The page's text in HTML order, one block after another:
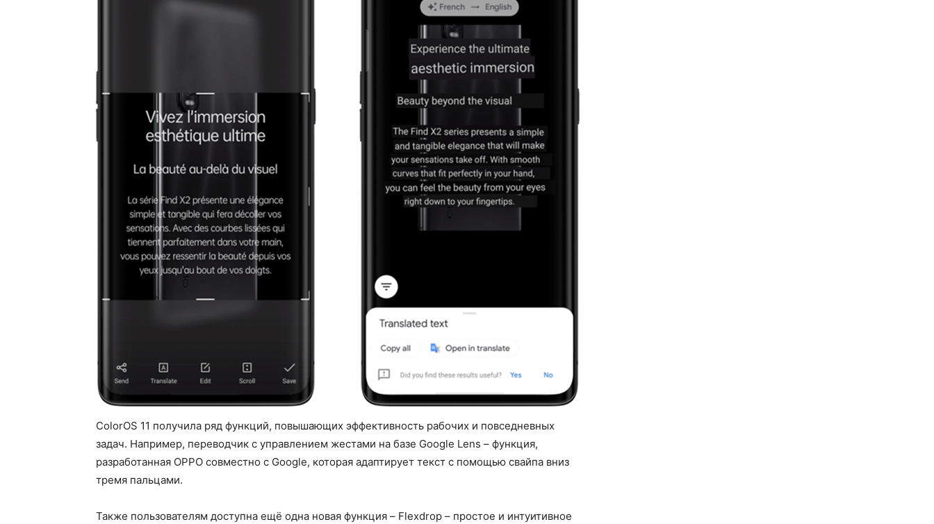
ColorOS 11 получила ряд функций, повышающих эффективность рабочих и повседневных
задач. Например, переводчик с управлением жестами на базе Google Lens – функция,
разработанная OPPO совместно с Google, которая адаптирует текст с помощью свайпа вниз
тремя пальцами.
Также пользователям доступна ещё одна новая функция – Flexdrop – простое и интуитивное